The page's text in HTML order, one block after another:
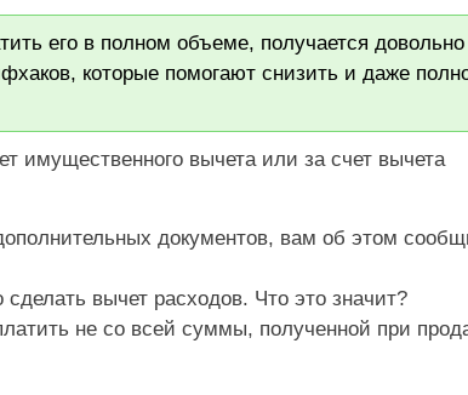
его в полном объеме, получается довольно
которые помогают снизить и даже
имущественного вычета или за счет вычета
документов, вам об этом
вычет расходов. Что это значит?
не со всей суммы, полученной при